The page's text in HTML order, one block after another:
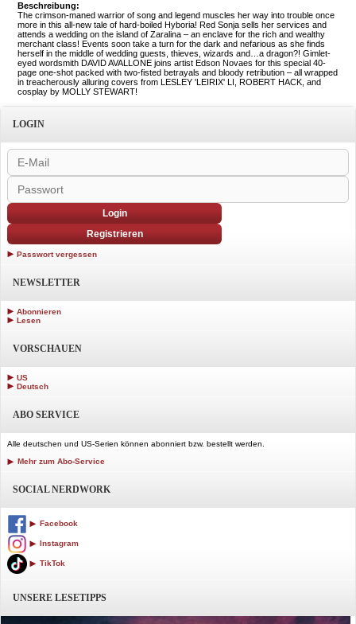
Beschreibung:
The crimson-maned warrior of song and legend muscles her way into trouble once
more in this all-new tale of hard-boiled Hyboria! Red Sonja sells her services and
attends a wedding on the island of Zaralina – an enclave for the rich and wealthy
merchant class! Events soon take a turn for the dark and nefarious as she finds
herself in the middle of wedding guests, thieves, wizards and…a dragon?! Gimlet-
eyed wordsmith DAVID AVALLONE joins artist Edson Novaes for this special 40-
page one-shot packed with two-fisted betrayals and bloody retribution – all wrapped
in treacherously alluring covers from LESLEY 'LEIRIX' LI, ROBERT HACK, and
cosplay by MOLLY STEWART!
LOGIN
Login
Registrieren
Passwort vergessen
NEWSLETTER
Abonnieren
Lesen
VORSCHAUEN
US
Deutsch
ABO SERVICE
Alle deutschen und US-Serien können abonniert bzw. bestellt werden.
Mehr zum Abo-Service
SOCIAL NERDWORK
Facebook
Instagram
TikTok
UNSERE LESETIPPS